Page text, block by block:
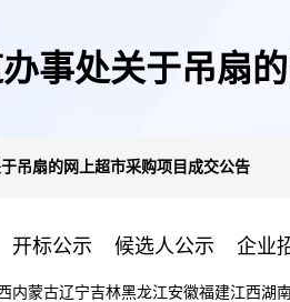
事处关于吊扇
吊扇的网上超市采购项目成交公告
开标公示 候选人公示 企业
内蒙古辽宁吉林黑龙江安徽福建江西湖